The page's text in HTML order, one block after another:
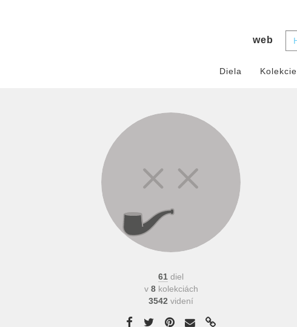
web
Diela Kolekcie
61 diel
v 8kolekciách
3542 videní